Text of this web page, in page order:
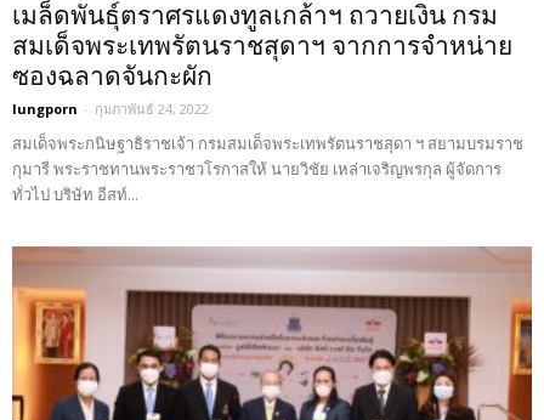
เมล็ดพันธุ์ตราศรแดงทูลเกล้าฯ ถวายเงิน กรม
สมเด็จพระเทพรัตนราชสุดาฯ จากการจำหน่าย
ซองฉลาดจันกะผัก
lungporn - กุมภาพันธ์ 24, 2022
สมเด็จพระกนิษฐาธิราชเจ้า กรมสมเด็จพระเทพรัตนราชสุดา ฯ สยามบรมราช
กุมารี พระราชทานพระราชวโรกาสให้ นายวิชัย เหล่าเจริญพรกุล ผู้จัดการ
ทั่วไป บริษัท อีสท์...